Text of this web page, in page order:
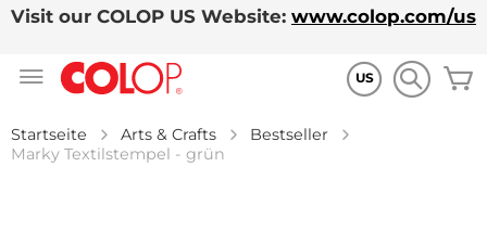
Visit our COLOP US Website: www.colop.com/us
US
Startseite Arts & Crafts
Bestseller
Marky Textilstempel - grün